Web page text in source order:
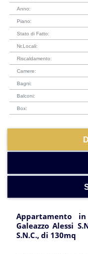
Anno:
Piano:
Stato di Fatto:
Nr.Locali:
Riscaldamento:
Camere:
Bagni:
Balconi:
Box:
Appartamento
Galeazzo Alessi
S.N.C., di 130mq